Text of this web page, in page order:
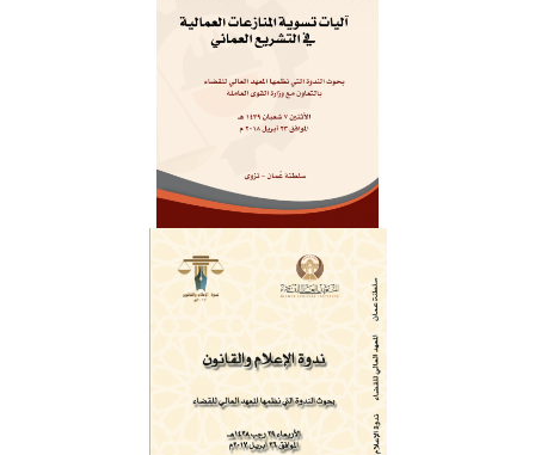
ندوة آليات تسوية المنازعات العمالية في التشريع
العماني
ندوة الإعلام و القانون